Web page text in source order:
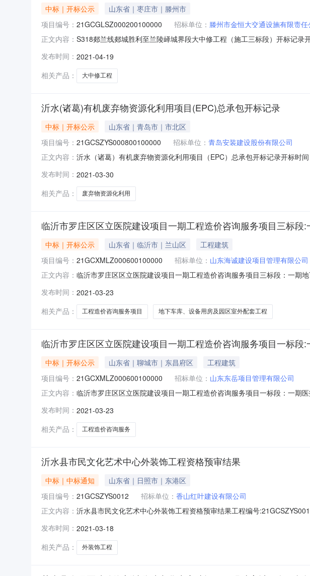
中标｜开标公示
山东省｜枣庄市｜滕州市
项目编号： 21GCGLSZ000200100000 招标单位： 滕州市金恒大交通设施有限责任
正文内容： S318郯兰线郯城胜利至兰陵峄城界段大中修工程（施工三标段）开标记
中化学交通建设集团有限公司;项目负责人:;报价:元/%;工期:0日历天;质量要
发布时间： 2021-04-19
相关产品：
大中修工程
沂水(诸葛)有机废弃物资源化利用项目(EPC)总承包开标记录
中标｜开标公示
山东省｜青岛市｜市北区
项目编号： 21GCSZYS000800100000 招标单位： 青岛安装建设股份有限公司
正文内容： 沂水（诸葛）有机废弃物资源化利用项目（EPC）总承包开标记录开标
2909:19:51.83,投标人名称:山东天元安装工程有限公司;项目负责人:;报价:
发布时间： 2021-03-30
相关产品：
废弃物资源化利用
临沂市罗庄区区立医院建设项目一期工程造价咨询服务项目三标
中标｜开标公示 山东省｜临沂市｜兰山区
工程建筑
项目编号： 21GCXMLZ000600100000 招标单位： 山东海诚建设项目管理有限公司
正文内容： 临沂市罗庄区区立医院建设项目一期工程造价咨询服务项目三标段：一期
质量要求:;保证金金额:元,投标文件递交时间:,投标人名称:青岛凯信工程造
发布时间： 2021-03-23
相关产品：
工程造价咨询服务项目 地下车库、设备用房及园区室外配套工程
临沂市罗庄区区立医院建设项目一期工程造价咨询服务项目一标段
中标｜开标公示 山东省｜聊城市｜东昌府区
工程建筑
项目编号： 21GCXMLZ000600100000 招标单位： 山东东岳项目管理有限公司
正文内容： 临沂市罗庄区区立医院建设项目一期工程造价咨询服务项目一标段：一
间:,投标人名称:山东博胜建设项目管理咨询有限公司;项目负责人:;报价:元/
发布时间： 2021-03-23
相关产品：
工程造价咨询服务
沂水县市民文化艺术中心外装饰工程资格预审结果
中标｜中标通知
山东省｜日照市｜东港区
项目编号： 21GCSZYS0012 招标单位： 香山红叶建设有限公司
正文内容： 沂水县市民文化艺术中心外装饰工程资格预审结果工程编号
限公司资审不通过未在规定的时间内递交资格预审文件;山东南洋建设集团
间内
发布时间： 2021-03-18
相关产品：
外装饰工程